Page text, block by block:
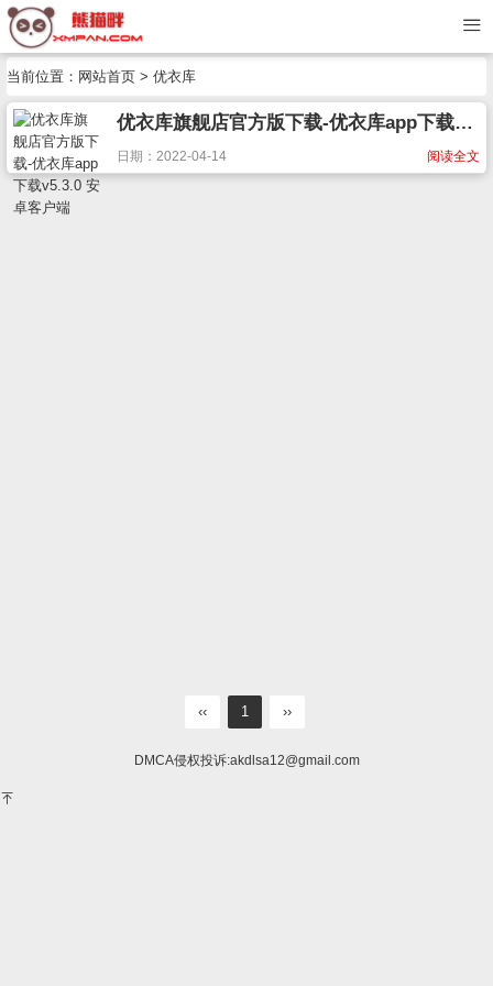
当前位置： 网站首页 > 优衣库
优衣库旗舰店官方版下载-优衣库app下载v5.3.0 安卓客户端
阅读全文
日期：2022-04-14
‹‹ 1 ››
DMCA侵权投诉:akdlsa12@gmail.com